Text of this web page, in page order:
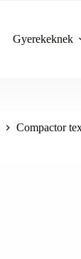
Gyerekeknek
Compactor